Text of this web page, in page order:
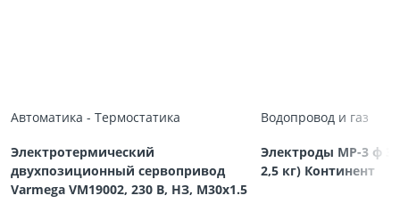
Автоматика - Термостатика
Электротермический
двухпозиционный сервопривод
Varmega VM19002, 230 В, НЗ, M30х1.5
Водопровод и газ
Электроды МР-3 ф
2,5 кг) Континент